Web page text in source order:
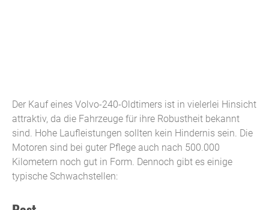
Der Kauf eines Volvo-240-Oldtimers ist in vielerlei Hinsicht
attraktiv, da die Fahrzeuge für ihre Robustheit bekannt
sind. Hohe Laufleistungen sollten kein Hindernis sein. Die
Motoren sind bei guter Pflege auch nach 500.000
Kilometern noch gut in Form. Dennoch gibt es einige
typische Schwachstellen: